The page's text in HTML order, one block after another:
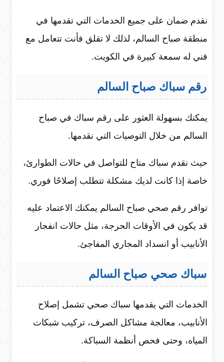
نقدم ضمان على جميع الخدمات التي تقدمها في
منطقة صباح السالم، لذلك لا تقلق فأنت تتعامل مع
فني له سمعة كبيرة في الكويت.
رقم سباك صباح السالم
يمكنك بسهولة العثور على رقم سباك في صباح
السالم من خلال التوصيات التي نقدمها.
حيث نقدم سباك متاح للتواصل في حالات الطوارئ،
خاصة إذا كانت لديك مشكلة تتطلب إصلاحًا فوري.
توافر رقم صحي صباح السالم يمكنك الاعتماد عليه
قد يكون في الأوقات الحرجة، مثل حالات انفجار
الأنابيب أو انسداد المجاري المفاجئ.
سباك صحي صباح السالم
الخدمات التي يقدمها سباك صحي تشمل إصلاح
الأنابيب، معالجة مشاكل الصرف، تركيب شبكات
المياه، وحتى فحص أنظمة السباكة.